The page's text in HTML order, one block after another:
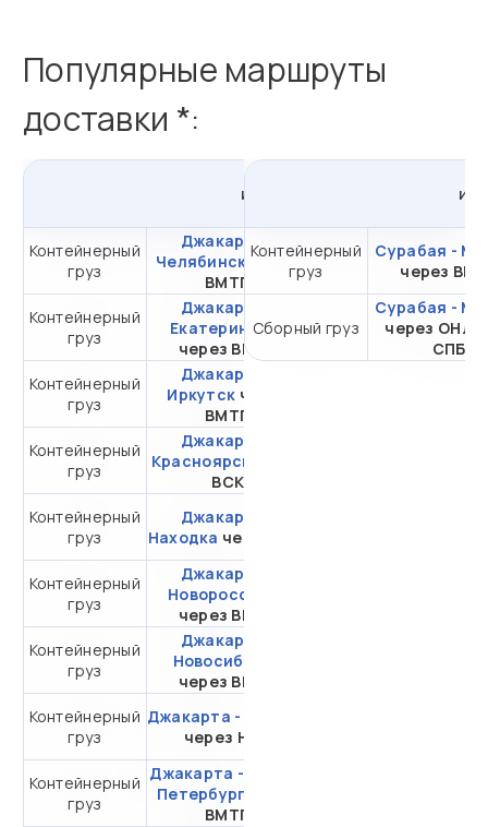
Популярные маршруты
доставки *:
из
Контейнерный
груз
Джакарта -
Челябинск через
ВМТП
от 377 559,25 ₽ за
20DC
Контейнерный
груз
Джакарта -
Екатеринбург
через ВМПП
от 341 210,96 ₽ за
20DC
Контейнерный
груз
Джакарта -
Иркутск через
ВМТП
Контейнерный
груз
Джакарта -
Красноярск
ВСК
Контейнерный
груз
Джакарта -
Находка через ВСК
Контейнерный
груз
Джакарта -
Новороссийск
через ВМТП
Контейнерный
груз
Джакарта -
Новосибирск
через ВМТП
Контейнерный
груз
Джакарта - Самара
через НЛЭ
Контейнерный
груз
Джакарта - Санкт-
Петербург
ВМТП
из
Контейнерный
груз
Сурабая -
через
Сборный груз
Сурабая -
через ОНЛ-
СПБ